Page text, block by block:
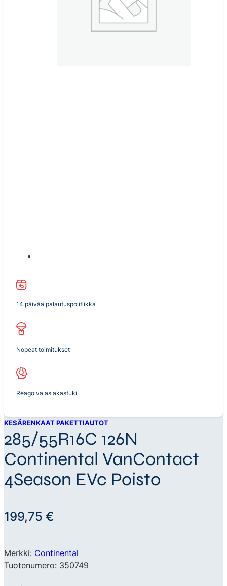
14 päivää palautuspolitiikka
Nopeat toimitukset
Reagoiva asiakastuki
KESÄRENKAAT PAKETTIAUTOT
285/55R16C 126N
Continental VanContact
4Season EVc Poisto
199,75 €
Merkki: Continental
Tuotenumero: 350749